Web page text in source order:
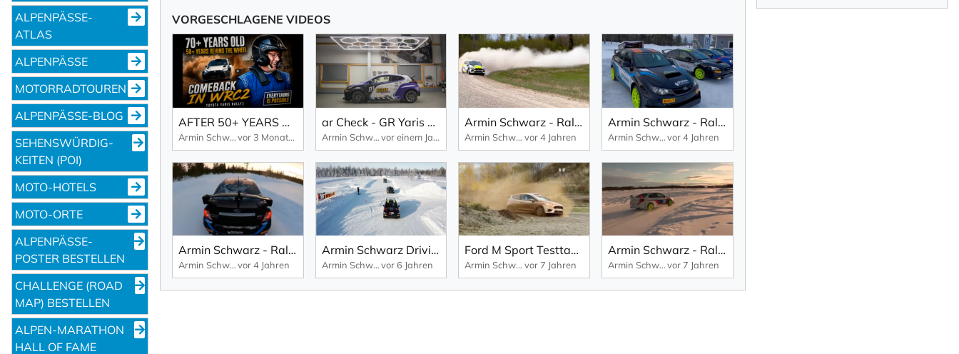
ALPENPÄSSE-
ATLAS
ALPENPÄSSE
MOTORRADTOUREN
ALPENPÄSSE-BLOG
SEHENS­WÜRDIG­
KEITEN (POI)
MOTO-HOTELS
MOTO-ORTE
ALPENPÄSSE-
POSTER BESTELLEN
CHALLENGE (ROAD
MAP) BESTELLEN
ALPEN-MARATHON
HALL OF FAME
VORGESCHLAGENE VIDEOS
AFTER 50+ YEARS OF RALLYING… HE STILL WANTS MORE
Armin Schwarz Driving Experience vor 3 Monaten
ar Check - GR Yaris Armin Schwarz Rallye Edition
Armin Schwarz Driving Experience vor einem Jahr
Armin Schwarz - Rally and Driving Experience in Rapla
Armin Schwarz Driving Experience vor 4 Jahren
Armin Schwarz - Rally and Driving Experience
Armin Schwarz Driving Experiencevor 4 Jahren
Armin Schwarz - Rally and Driving Experience
Armin Schwarz Driving Experience vor 4 Jahren
Armin Schwarz Driving Experience 2020 - Drone Flight
Armin Schwarz Driving Experiencevor 6 Jahren
Ford M Sport Testtage in der AREA 39 – Armin Schwarz Driving Experience Center.
Armin Schwarz Driving Experience vor 7 Jahren
Armin Schwarz - Rally and Driving Experience
Armin Schwarz Driving Experiencevor 7 Jahren